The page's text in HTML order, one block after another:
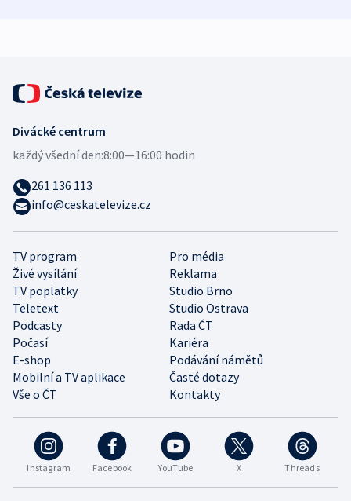
Instagram Facebook YouTube X Threads
TV program
Pro média
Živé vysílání
Reklama
TV poplatky
Studio Brno
Teletext
Studio Ostrava
Podcasty
Rada ČT
Počasí
Kariéra
E-shop
Podávání námětů
Mobilní a TV aplikace
Časté dotazy
Vše o ČT
Kontakty
Divácké centrum
každý všední den:8:00—16:00 hodin
261 136 113
info@ceskatelevize.cz